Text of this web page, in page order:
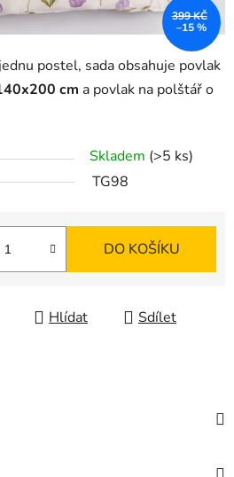
postel, sada obsahuje povlak
cm a povlak na polštářo
Skladem (>5 ks)
TG98
DO KOŠÍKU
Hlídat Sdílet
399 KČ
–15 %